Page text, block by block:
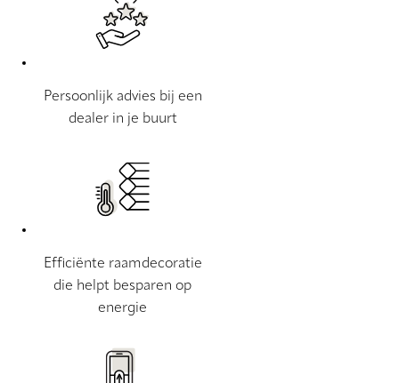
Persoonlijk advies bij een
dealer in je buurt
Efficiënte raamdecoratie
die helpt besparen op
energie